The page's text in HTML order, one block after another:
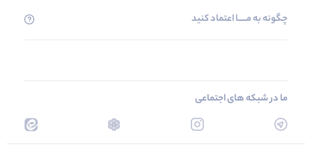
چگونه به مــــــا اعتماد کنید
ما در شبکه های اجتماعی